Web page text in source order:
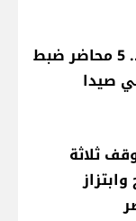
بعد شكاوى المواطنين.. 5 محاضر ضبط
صيدا
ثلاثة